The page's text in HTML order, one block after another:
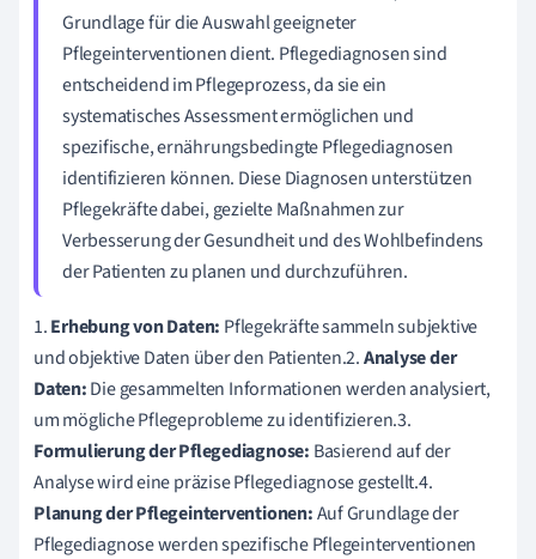
Grundlage für die Auswahl geeigneter
Pflegeinterventionen dient. Pflegediagnosen sind
entscheidend im Pflegeprozess, da sie ein
systematisches Assessment ermöglichen und
spezifische, ernährungsbedingte Pflegediagnosen
identifizieren können. Diese Diagnosen unterstützen
Pflegekräfte dabei, gezielte Maßnahmen zur
Verbesserung der Gesundheit und des Wohlbefindens
der Patienten zu planen und durchzuführen.
1.Erhebung von Daten: Pflegekräfte sammeln subjektive
und objektive Daten über den Patienten.2.Analyse der
Daten:Die gesammelten Informationen werden analysiert,
um mögliche Pflegeprobleme zu identifizieren.3.
Formulierung der Pflegediagnose: Basierend auf der
Analyse wird eine präzise Pflegediagnose gestellt.4.
Planung der Pflegeinterventionen:Auf Grundlage der
Pflegediagnose werden spezifische Pflegeinterventionen